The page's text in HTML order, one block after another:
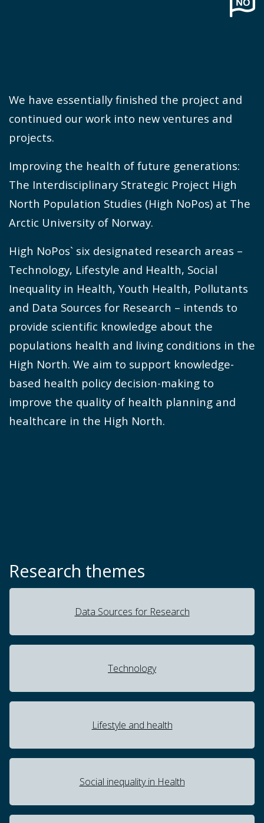
We have essentially finished the project and
continued our work into new ventures and
projects.
Improving the health of future generations:
The Interdisciplinary Strategic Project High
North Population Studies (High NoPos) at The
Arctic University of Norway.
High NoPos` six designated research areas –
Technology, Lifestyle and Health, Social
Inequality in Health, Youth Health, Pollutants
and Data Sources for Research – intends to
provide scientific knowledge about the
populations health and living conditions in the
High North. We aim to support knowledge-
based health policy decision-making to
improve the quality of health planning and
healthcare in the High North.
Research themes
Data Sources for Research
Technology
Lifestyle and health
Social inequality in Health